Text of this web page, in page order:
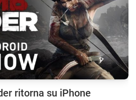
ritorna su iPhone